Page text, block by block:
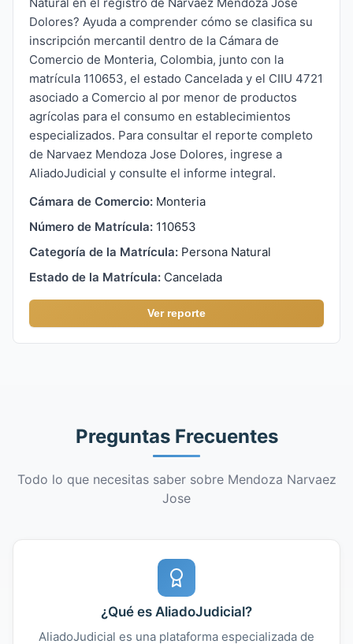
Dolores? Ayuda a comprender cómo se clasifica su
inscripción mercantil dentro de la Cámara de
Comercio de Monteria, Colombia, junto con la
matrícula 110653, el estado Cancelada y el CIIU 4721
asociado a Comercio al por menor de productos
agrícolas para el consumo en establecimientos
especializados. Para consultar el reporte completo
de Narvaez Mendoza Jose Dolores, ingrese a
AliadoJudicial y consulte el informe integral.
Cámara de Comercio: Monteria
Número de Matrícula: 110653
Categoría de la Matrícula: Persona Natural
Estado de la Matrícula: Cancelada
Ver reporte
Preguntas Frecuentes
Todo lo que necesitas saber sobre Mendoza Narvaez
Jose
¿Qué es AliadoJudicial?
AliadoJudicial es una plataforma especializada de